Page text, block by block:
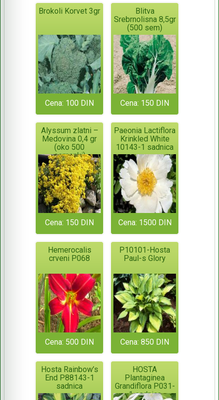
Brokoli Korvet 3gr
Cena: 100 DIN
Blitva
Srebrnolisna 8,5gr
(500 sem)
Cena: 150 DIN
Alyssum zlatni –
Medovina 0,4 gr
(oko 500
semenki)
Cena: 150 DIN
Paeonia Lactiflora
Krinkled White
10143-1 sadnica
Cena: 1500 DIN
Hemerocalis
crveni P068
Cena: 500 DIN
P10101-Hosta
Paul-s Glory
Cena: 850 DIN
Hosta Rainbow’s
End P88143-1
sadnica
HOSTA
Plantaginea
Grandiflora P031-
1 sadnica